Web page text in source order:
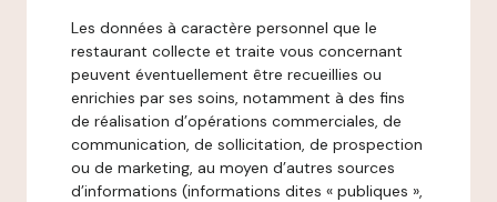
Les données à caractère personnel que le
restaurant collecte et traite vous concernant
peuvent éventuellement être recueillies ou
enrichies par ses soins, notamment à des fins
de réalisation d’opérations commerciales, de
communication, de sollicitation, de prospection
ou de marketing, au moyen d’autres sources
d’informations (informations dites « publiques »,